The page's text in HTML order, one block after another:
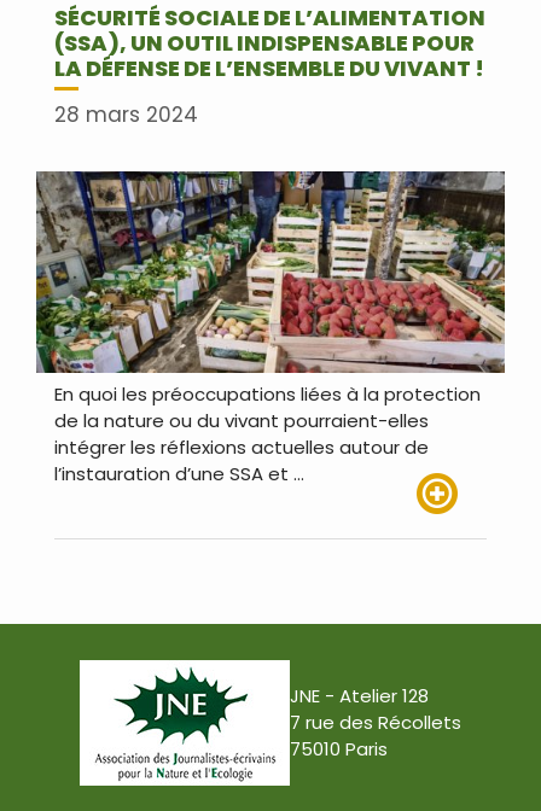
SÉCURITÉ SOCIALE DE L’ALIMENTATION
(SSA), UN OUTIL INDISPENSABLE POUR
LA DÉFENSE DE L’ENSEMBLE DU VIVANT !
28 mars 2024
En quoi les préoccupations liées à la protection
de la nature ou du vivant pourraient-elles
intégrer les réflexions actuelles autour de
l’instauration d’une SSA et …
JNE - Atelier 128
7 rue des Récollets
75010 Paris